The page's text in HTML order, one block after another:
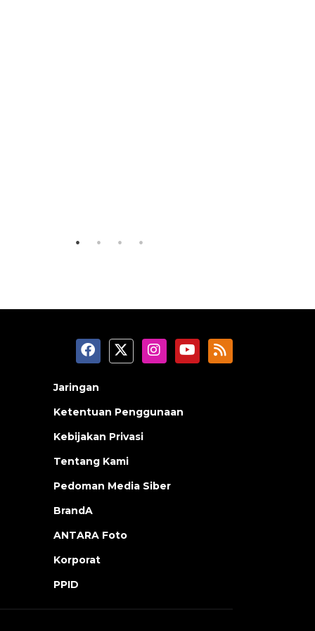
Jaringan
Ketentuan Penggunaan
Kebijakan Privasi
Tentang Kami
Pedoman Media Siber
BrandA
ANTARA Foto
Korporat
PPID